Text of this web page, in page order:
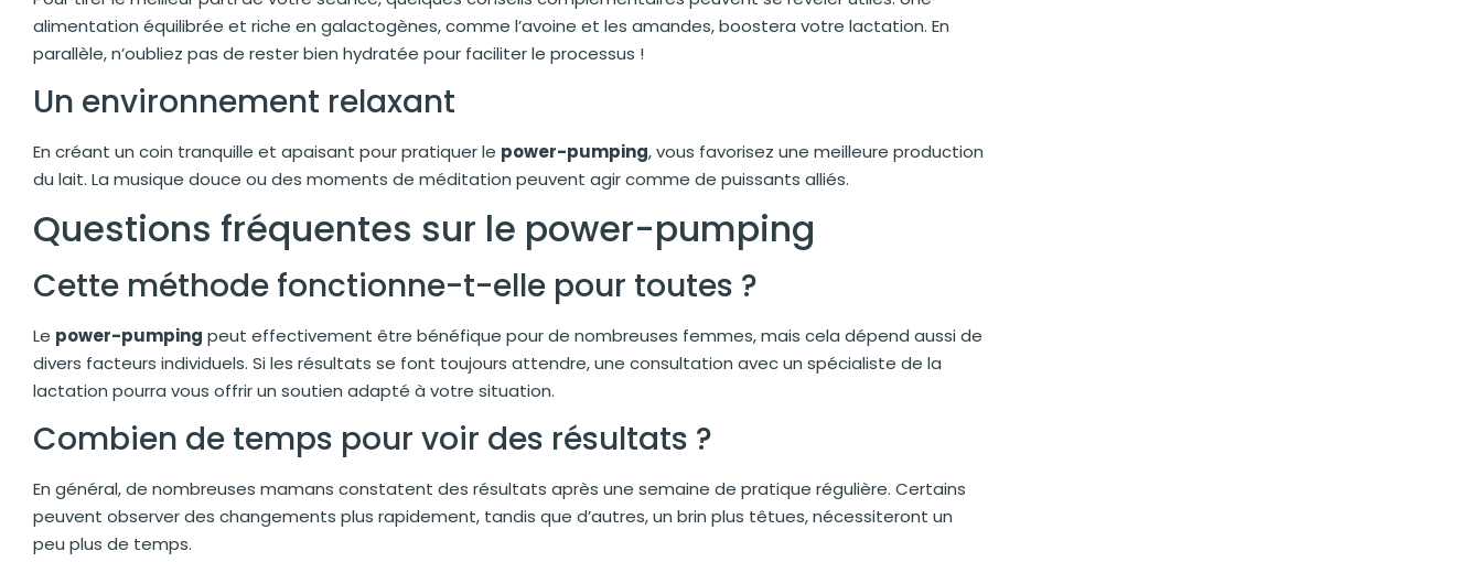
alimentation équilibrée et riche en galactogènes, comme l’avoine et les amandes, boostera votre lactation. En
parallèle, n’oubliez pas de rester bien hydratée pour faciliter le processus !
Un environnement relaxant
En créant un coin tranquille et apaisant pour pratiquer le power-pumping, vous favorisez une meilleure production
du lait. La musique douce ou des moments de méditation peuvent agir comme de puissants alliés.
Questions fréquentes sur le power-pumping
Cette méthode fonctionne-t-elle pour toutes ?
Le power-pumping peut effectivement être bénéfique pour de nombreuses femmes, mais cela dépend aussi de
divers facteurs individuels. Si les résultats se font toujours attendre, une consultation avec un spécialiste de la
lactation pourra vous offrir un soutien adapté à votre situation.
Combien de temps pour voir des résultats ?
En général, de nombreuses mamans constatent des résultats après une semaine de pratique régulière. Certains
peuvent observer des changements plus rapidement, tandis que d’autres, un brin plus têtues, nécessiteront un
peu plus de temps.